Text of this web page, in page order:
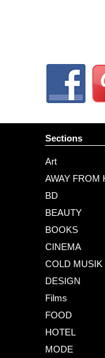
Sections
Art
AWAY FROM
BD
BEAUTY
BOOKS
CINEMA
COLD MUSIK
DESIGN
Films
FOOD
HOTEL
MODE